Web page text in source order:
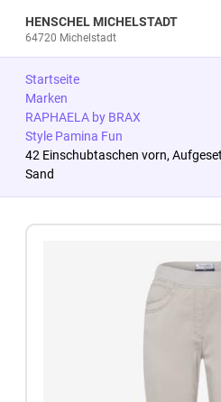
HENSCHEL MICHELSTADT
64720 Michelstadt
Startseite
Marken
RAPHAELA by BRAX
Style Pamina Fun
42 Einschubtaschen vorn,
Sand